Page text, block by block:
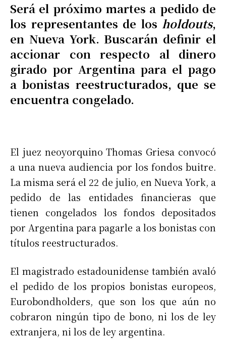
Será el próximo martes a pedido de
los representantes de los holdouts,
en Nueva York. Buscarán definir el
accionar con respecto al dinero
girado por Argentina para el pago
a bonistas reestructurados, que se
encuentra congelado.
El juez neoyorquino Thomas Griesa convocó
a una nueva audiencia por los fondos buitre.
La misma será el 22 de julio, en Nueva York, a
pedido de las entidades financieras que
tienen congelados los fondos depositados
por Argentina para pagarle a los bonistas con
títulos reestructurados.
El magistrado estadounidense también avaló
el pedido de los propios bonistas europeos,
Eurobondholders, que son los que aún no
cobraron ningún tipo de bono, ni los de ley
extranjera, ni los de ley argentina.